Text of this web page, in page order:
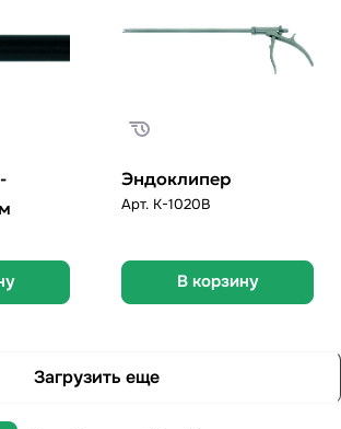
Эндоклипер
Арт. К-1020B
В корзину
Загрузить еще